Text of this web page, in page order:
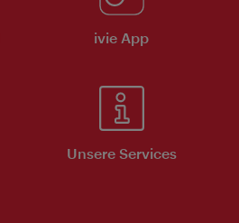
ivie App
Unsere Services